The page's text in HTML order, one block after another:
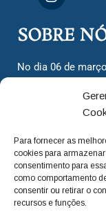
Para fornecer as
cookies para
consentimento para
como comportamento
consentir ou retirar o
recursos e funções.
SOBRE
No dia 06 de
cidadãos
dois jornais. Há
com o foco de
deixamos de lado
questionando os
para a cidade e